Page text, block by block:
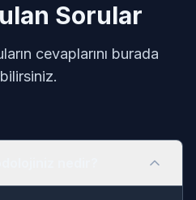
Sorular
cevaplarını burada